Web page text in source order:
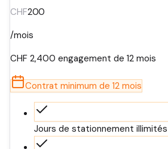
CHF200
/mois
CHF 2,400 engagement de 12 mois
Contrat minimum de 12 mois
Jours de stationnement illimités